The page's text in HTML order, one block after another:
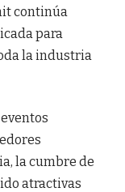
continúa
para
la industria
la cumbre de
atractivas